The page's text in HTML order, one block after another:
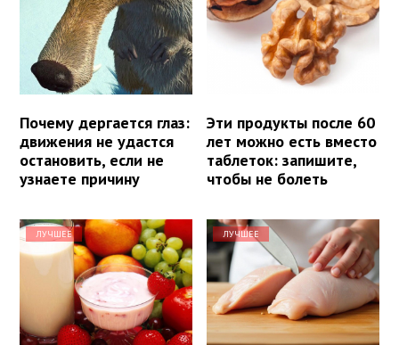
Почему дергается глаз:
движения не удастся
остановить, если не
узнаете причину
Эти продукты после 60
лет можно есть вместо
таблеток: запишите,
чтобы не болеть
ЛУЧШЕЕ ЛУЧШЕЕ